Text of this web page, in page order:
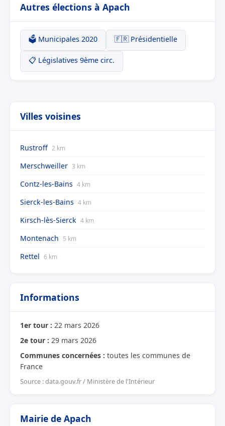
Autres élections à Apach
🗳️ Municipales 2020 🇫🇷 Présidentielle
📋 Législatives 9ème circ.
Villes voisines
Rustroff 2 km
Merschweiller 3 km
Contz-les-Bains 4 km
Sierck-les-Bains 4 km
Kirsch-lès-Sierck 4 km
Montenach 5 km
Rettel 6 km
Informations
1er tour : 22 mars 2026
2e tour : 29 mars 2026
Communes concernées : toutes les communes de
France
Source : data.gouv.fr / Ministère de l'Intérieur
Mairie de Apach